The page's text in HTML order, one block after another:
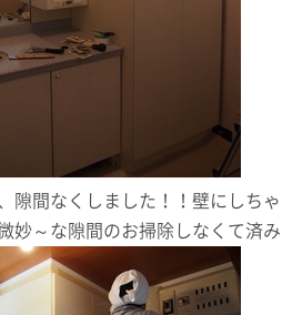
隙間なくしました！！壁にしちゃ
妙～な隙間のお掃除しなくて済